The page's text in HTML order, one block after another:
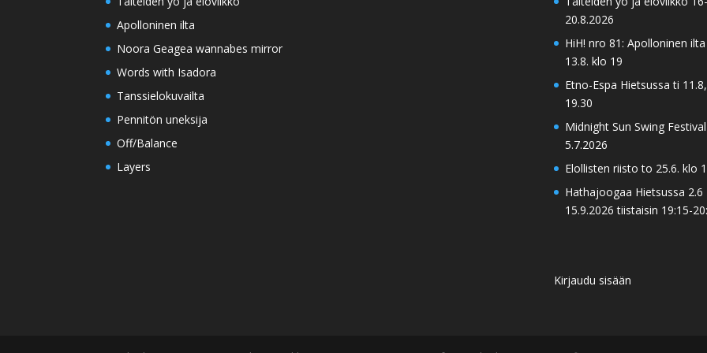
Apolloninen ilta
Noora Geagea wannabes mirror
Words with Isadora
Tanssielokuvailta
Pennitön uneksija
Off/Balance
Layers
20.8.2026
HiH! nro 81: Apolloninen
13.8. klo 19
Etno-Espa Hietsussa ti
19.30
Midnight Sun Swing
5.7.2026
Elollisten riisto to 25.6. klo
Hathajoogaa Hietsussa 2.6
15.9.2026 tiistaisin 19:15-
Kirjaudu sisään